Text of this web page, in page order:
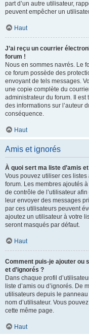
part d’un autre utilisateur,
peuvent empêcher un
Haut
J’ai reçu un courrier
forum !
Nous en sommes navrés. Le
ce forum possède des
envoyant de tels messages.
une copie complète du
administrateur du forum. Il est
des informations sur l’auteur
conséquence.
Haut
Amis et ignorés
À quoi sert ma liste d’amis
Vous pouvez utiliser ces
forum. Les membres ajoutés
de contrôle de l’utilisateur
leur envoyer des messages
par ces utilisateurs peuvent
ajoutez un utilisateur à votre
seront masqués par défaut.
Haut
Comment puis-je ajouter ou
et d’ignorés ?
Dans chaque profil
liste d’amis ou d’ignorés. De
utilisateurs depuis le
nom d’utilisateur. Vous
cette même page.
Haut